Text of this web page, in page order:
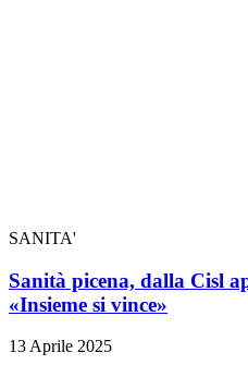
SANITA'
Sanità picena, dalla Cisl
«Insieme si vince»
13 Aprile 2025